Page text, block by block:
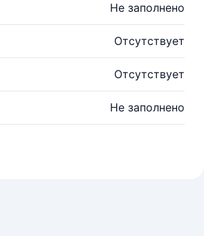
Не заполнено
Отсутствует
Отсутствует
Не заполнено